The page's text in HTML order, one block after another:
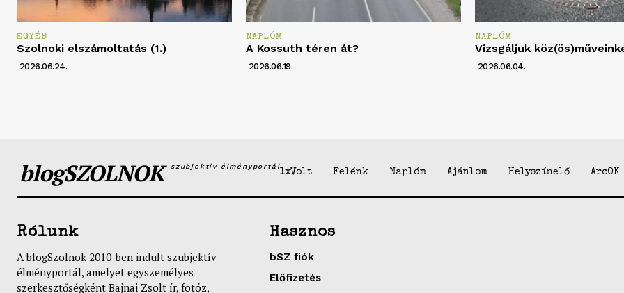
EGYÉB
Szolnoki elszámoltatás (1.)
2026.06.24.
NAPLÓM
A Kossuth téren át?
2026.06.19.
NAPLÓM
Vizsgáljuk
2026.06.04.
blogSZOLNOK szubjektív élményportál
1xVolt Felénk Naplóm Ajánlom Helyszínelő ArcOK
Rólunk
A blogSzolnok 2010-ben indult szubjektív
élményportál, amelyet egyszemélyes
szerkesztőségként Bajnai Zsolt ír, fotóz,
Hasznos
bSZ fiók
Előfizetés